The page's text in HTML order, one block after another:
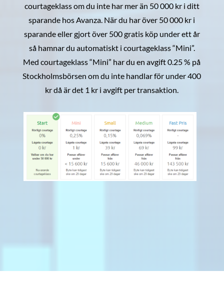
courtageklass om du inte har mer än 50 000 kr i ditt
sparande hos Avanza. När du har över 50 000 kr i
sparande eller gjort över 500 gratis köp under ett år
så hamnar du automatiskt i courtageklass “Mini”.
Med courtageklass “Mini” har du en avgift 0.25 % på
Stockholmsbörsen om du inte handlar för under 400
kr då är det 1 kr i avgift per transaktion.